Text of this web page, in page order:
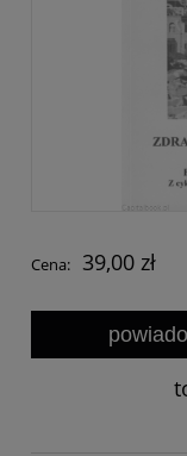
Cena: 39,00 zł